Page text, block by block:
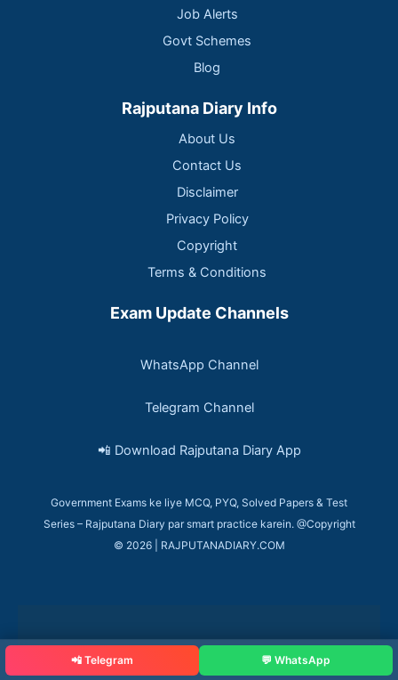
Job Alerts
Govt Schemes
Blog
Rajputana Diary Info
About Us
Contact Us
Disclaimer
Privacy Policy
Copyright
Terms & Conditions
Exam Update Channels
WhatsApp Channel
Telegram Channel
📲 Download Rajputana Diary App
Government Exams ke liye MCQ, PYQ, Solved Papers & Test
Series – Rajputana Diary par smart practice karein. @Copyright
© 2026 | RAJPUTANADIARY.COM
📲 Telegram 💬 WhatsApp